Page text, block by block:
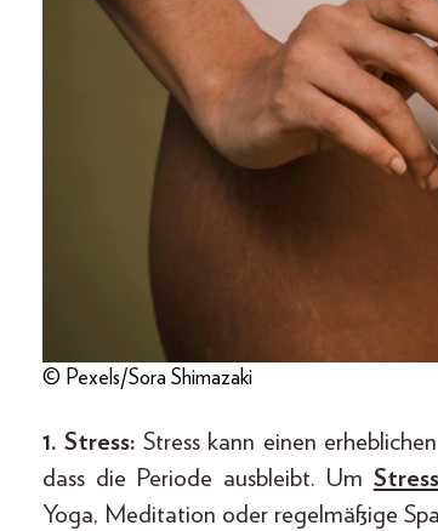
© Pexels/Sora Shimazaki
1. Stress: Stress kann einen
dass die Periode ausbleibt. Um
Yoga, Meditation oder regelmäßige